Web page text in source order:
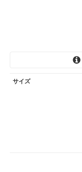
サイズ